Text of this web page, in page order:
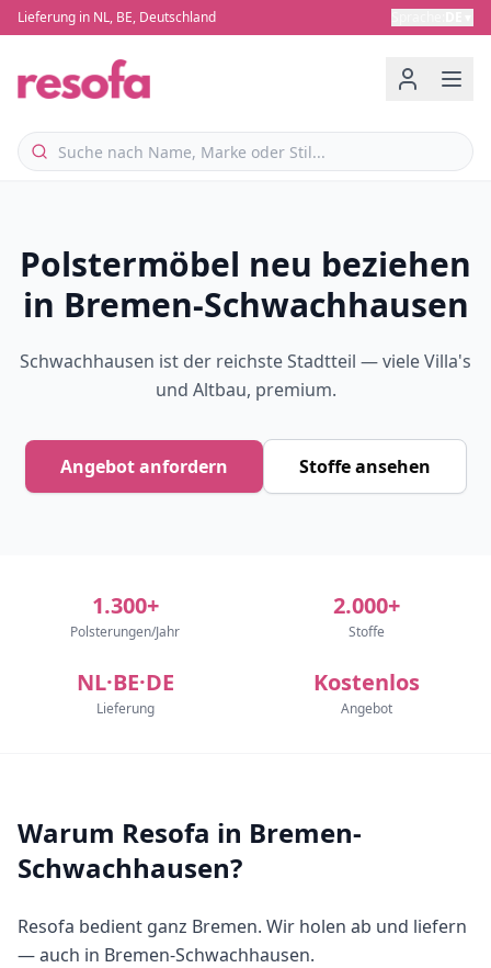
Lieferung in NL, BE, Deutschland
Polstermöbel neu beziehen
in Bremen-Schwachhausen
Schwachhausen ist der reichste Stadtteil — viele Villa's
und Altbau, premium.
Angebot anfordern Stoffe ansehen
1.300+
Polsterungen/Jahr
2.000+
Stoffe
NL·BE·DE
Lieferung
Kostenlos
Angebot
Warum Resofa in Bremen-
Schwachhausen?
Resofa bedient ganz Bremen. Wir holen ab und liefern
— auch in Bremen-Schwachhausen.